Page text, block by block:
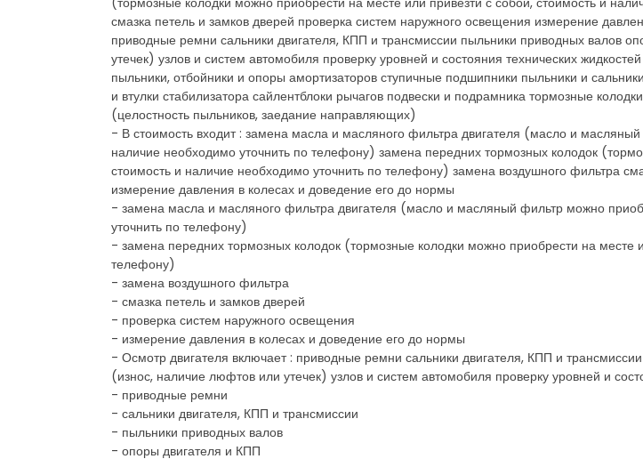
смазка петель и замков дверей проверка систем наружного освещения измерение
приводные ремни сальники двигателя, КПП и трансмиссии пыльники приводных валов
утечек) узлов и систем автомобиля проверку уровней и состояния технических
пыльники, отбойники и опоры амортизаторов ступичные подшипники пыльники и
и втулки стабилизатора сайлентблоки рычагов подвески и подрамника тормозные
(целостность пыльников, заедание направляющих)
- В стоимость входит : замена масла и масляного фильтра двигателя (масло и
наличие необходимо уточнить по телефону) замена передних тормозных колодок
стоимость и наличие необходимо уточнить по телефону) замена воздушного фильтра
измерение давления в колесах и доведение его до нормы
- замена масла и масляного фильтра двигателя (масло и масляный фильтр можно
уточнить по телефону)
- замена передних тормозных колодок (тормозные колодки можно приобрести на месте
телефону)
- замена воздушного фильтра
- смазка петель и замков дверей
- проверка систем наружного освещения
- измерение давления в колесах и доведение его до нормы
- Осмотр двигателя включает : приводные ремни сальники двигателя, КПП и
(износ, наличие люфтов или утечек) узлов и систем автомобиля проверку уровней и
- приводные ремни
- сальники двигателя, КПП и трансмиссии
- пыльники приводных валов
- опоры двигателя и КПП